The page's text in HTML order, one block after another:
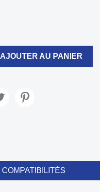
AJOUTER AU PANIER
COMPATIBILITÉS